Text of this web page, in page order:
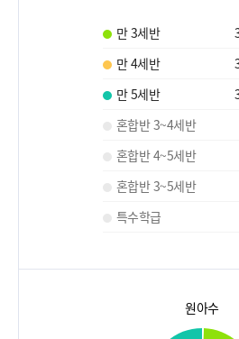
만 3세반
만 4세반
만 5세반
혼합반 3~4세반
혼합반 4~5세반
혼합반 3~5세반
특수학급
원아수